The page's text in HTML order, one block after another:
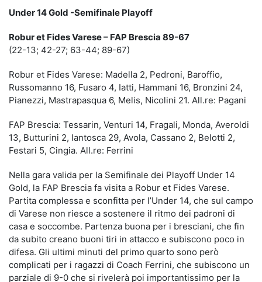
Under 14 Gold -Semifinale Playoff
Robur et Fides Varese – FAP Brescia 89-67
(22-13; 42-27; 63-44; 89-67)
Robur et Fides Varese: Madella 2, Pedroni, Baroffio,
Russomanno 16, Fusaro 4, Iatti, Hammani 16, Bronzini 24,
Pianezzi, Mastrapasqua 6, Melis, Nicolini 21. All.re: Pagani
FAP Brescia: Tessarin, Venturi 14, Fragali, Monda, Averoldi
13, Butturini 2, Iantosca 29, Avola, Cassano 2, Belotti 2,
Festari 5, Cingia. All.re: Ferrini
Nella gara valida per la Semifinale dei Playoff Under 14
Gold, la FAP Brescia fa visita a Robur et Fides Varese.
Partita complessa e sconfitta per l’Under 14, che sul campo
di Varese non riesce a sostenere il ritmo dei padroni di
casa e soccombe. Partenza buona per i bresciani, che fin
da subito creano buoni tiri in attacco e subiscono poco in
difesa. Gli ultimi minuti del primo quarto sono però
complicati per i ragazzi di Coach Ferrini, che subiscono un
parziale di 9-0 che si rivelerà poi importantissimo per la